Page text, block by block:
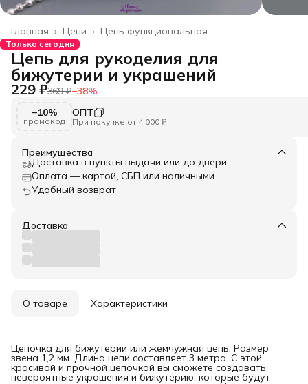
Цепь функциональная
Цепи ›
Главная ›
Только сегодня
Цепь для рукоделия для
бижутерии и украшений
229 ₽369 ₽−38%
−10%
промокод
ОПТ
При покупке от 4 000 ₽
Преимущества
Доставка в пункты выдачи или до двери
Оплата — картой, СБП или наличными
Удобный возврат
Доставка
О товаре Характеристики
Цепочка для бижутерии или жемчужная цепь. Размер
звена 1,2 мм. Длина цепи составляет 3 метра. С этой
красивой и прочной цепочкой вы сможете создавать
невероятные украшения и бижутерию, которые будут